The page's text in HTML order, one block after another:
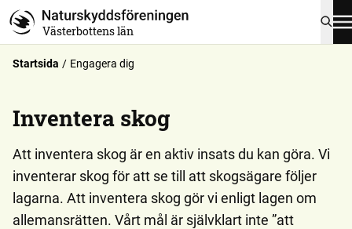
Västerbottens län
Startsida Engagera dig
Inventera skog
Att inventera skog är en aktiv insats du kan göra. Vi
inventerar skog för att se till att skogsägare följer
lagarna. Att inventera skog gör vi enligt lagen om
allemansrätten. Vårt mål är självklart inte ”att